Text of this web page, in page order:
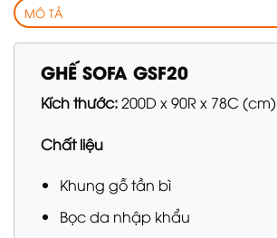
MÔ TẢ
GHẾ SOFA GSF20
Kích thước:200D x 90R x 78C (cm)
Chất liệu
Khung gỗ tần bì
Bọc da nhập khẩu